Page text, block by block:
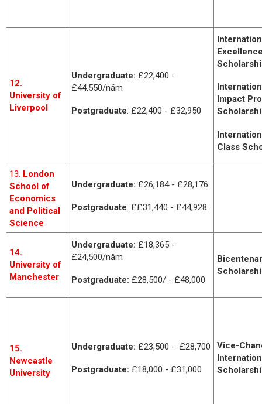
12.
University of
Liverpool
Undergraduate: £22,400 -
£44,550/năm
Postgraduate: £22,400 - £32,950
Impact
Class
13. London
School of
Economics
and Political
Science
Undergraduate: £26,184 - £28,176
Postgraduate: ££31,440 - £44,928
14.
University of
Manchester
Undergraduate: £18,365 -
£24,500/năm
Postgraduate: £28,500/ - £48,000
15.
Newcastle
University
Undergraduate: £23,500 - £28,700
Postgraduate: £18,000 - £31,000
Vice-